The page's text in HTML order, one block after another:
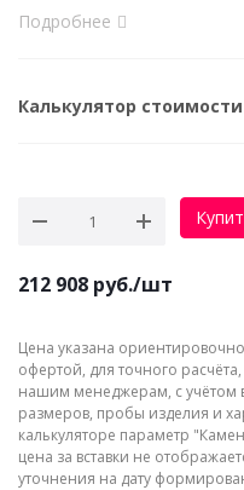
Подробнее
Калькулятор стоимости
212 908 руб./шт
Цена указана
офертой, для точного
нашим менеджерам, с учётом
размеров, пробы изделия и
калькуляторе параметр
цена за вставки не
уточнения на дату